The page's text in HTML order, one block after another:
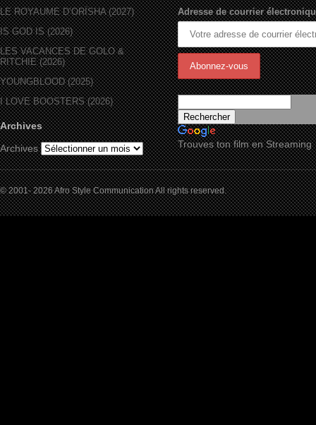
LE ROYAUME D’ORÏSHA (2027)
IS GOD IS (2026)
LES VACANCES DE GOLO &
RITCHIE (2026)
YOUNGBLOOD (2025)
I LOVE BOOSTERS (2026)
Archives
Archives
Adresse de courrier
Trouves ton film en Streaming
© 2001- 2026 Afro Style Communication All rights reserved.